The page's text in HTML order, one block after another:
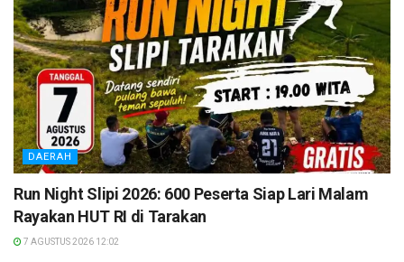
DAERAH
Run Night Slipi 2026: 600 Peserta Siap Lari Malam
Rayakan HUT RI di Tarakan
7 AGUSTUS 2026 12:02